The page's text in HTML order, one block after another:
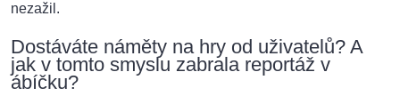
nezažil.
Dostáváte náměty na hry od uživatelů? A
jak v tomto smyslu zabrala reportáž v
ábíčku?